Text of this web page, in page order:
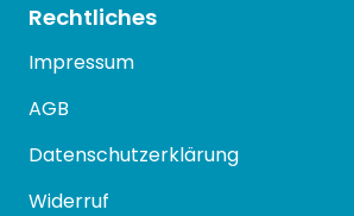
Rechtliches
Impressum
AGB
Datenschutzerklärung
Widerruf